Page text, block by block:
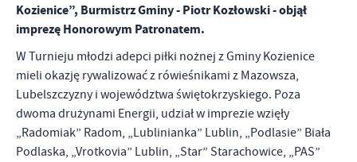
Kozienice”, Burmistrz Gminy - Piotr Kozłowski - objął
imprezę Honorowym Patronatem.
W Turnieju młodzi adepci piłki nożnej z Gminy Kozienice
mieli okazję rywalizować z rówieśnikami z Mazowsza,
Lubelszczyzny i województwa świętokrzyskiego. Poza
dwoma drużynami Energii, udział w imprezie wzięły
„Radomiak” Radom, „Lublinianka” Lublin, „Podlasie” Biała
Podlaska, „Vrotkovia” Lublin, „Star” Starachowice, „PAS”